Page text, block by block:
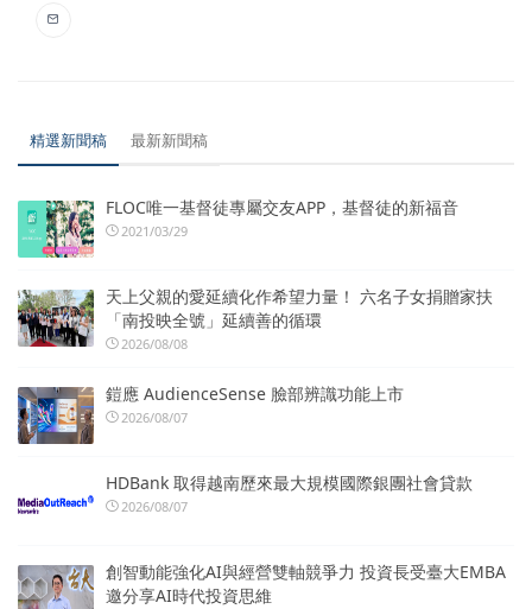
精選新聞稿 最新新聞稿
FLOC唯一基督徒專屬交友APP，基督徒的新福音
2021/03/29
天上父親的愛延續化作希望力量！ 六名子女捐贈家扶
「南投映全號」延續善的循環
2026/08/08
鎧應 AudienceSense 臉部辨識功能上市
2026/08/07
HDBank 取得越南歷來最大規模國際銀團社會貸款
2026/08/07
創智動能強化AI與經營雙軸競爭力 投資長受臺大EMBA
邀分享AI時代投資思維